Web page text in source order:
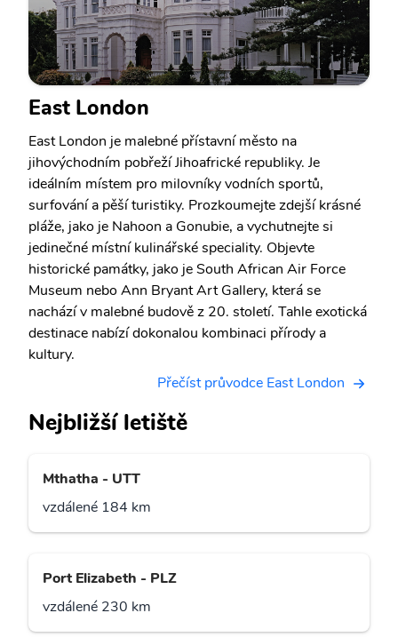
East London
East London je malebné přístavní město na
jihovýchodním pobřeží Jihoafrické republiky. Je
ideálním místem pro milovníky vodních sportů,
surfování a pěší turistiky. Prozkoumejte zdejší krásné
pláže, jako je Nahoon a Gonubie, a vychutnejte si
jedinečné místní kulinářské speciality. Objevte
historické památky, jako je South African Air Force
Museum nebo Ann Bryant Art Gallery, která se
nachází v malebné budově z 20. století. Tahle exotická
destinace nabízí dokonalou kombinaci přírody a
kultury.
Přečíst průvodce East London
Nejbližší letiště
Mthatha - UTT
vzdálené 184 km
Port Elizabeth - PLZ
vzdálené 230 km